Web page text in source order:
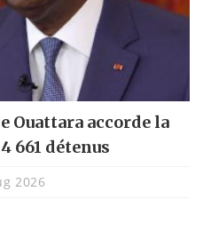
Ouattara accorde la
661 détenus
2026